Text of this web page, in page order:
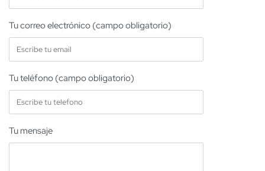
Tu correo electrónico (campo obligatorio)
Tu teléfono (campo obligatorio)
Tu mensaje